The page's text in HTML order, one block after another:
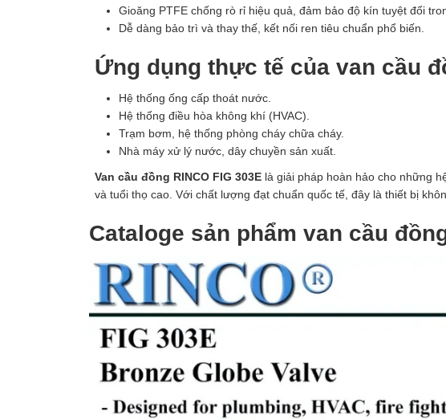
Gioăng PTFE chống rò rỉ hiệu quả, đảm bảo độ kín tuyệt đối
Dễ dàng bảo trì và thay thế, kết nối ren tiêu chuẩn phổ biến.
Ứng dụng thực tế của van cầu
Hệ thống ống cấp thoát nước.
Hệ thống điều hòa không khí (HVAC).
Trạm bơm, hệ thống phòng cháy chữa cháy.
Nhà máy xử lý nước, dây chuyền sản xuất.
Van cầu đồng RINCO FIG 303E là giải pháp hoàn hảo cho những
và tuổi thọ cao. Với chất lượng đạt chuẩn quốc tế, đây là thiết bị
Cataloge sản phẩm van cầu